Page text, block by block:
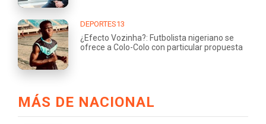
DEPORTES13
¿Efecto Vozinha?: Futbolista nigeriano se
ofrece a Colo-Colo con particular propuesta
MÁS DE NACIONAL